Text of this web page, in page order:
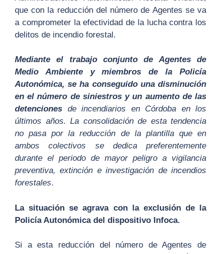
que con la reducción del número de Agentes se va
a comprometer la efectividad de la lucha contra los
delitos de incendio forestal.
Mediante el trabajo conjunto de Agentes de
Medio Ambiente y miembros de la Policía
Autonómica, se ha conseguido una disminución
en el número de siniestros y un aumento de las
detenciones de incendiarios en Córdoba en los
últimos años. La consolidación de esta tendencia
no pasa por la reducción de la plantilla que en
ambos colectivos se dedica preferentemente
durante el periodo de mayor peligro a vigilancia
preventiva, extinción e investigación de incendios
forestales.
La situación se agrava con la exclusión de la
Policía Autonómica del dispositivo Infoca.
Si a esta reducción del número de Agentes de